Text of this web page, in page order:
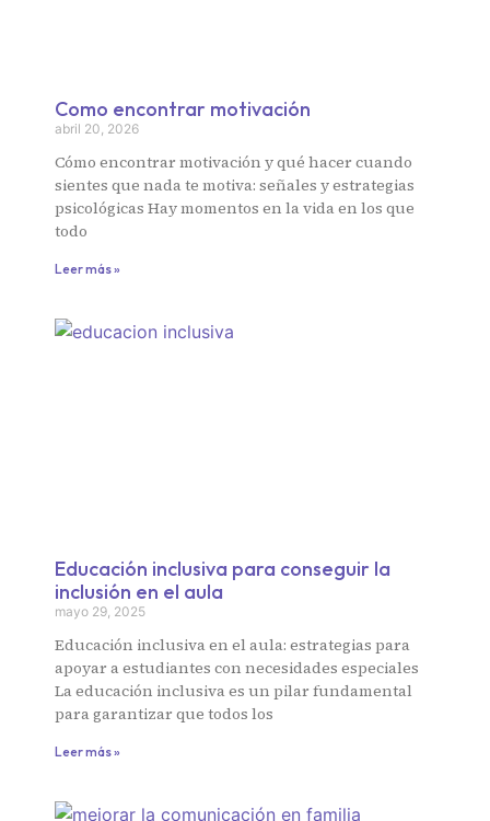
Como encontrar motivación
abril 20, 2026
Cómo encontrar motivación y qué hacer cuando
sientes que nada te motiva: señales y estrategias
psicológicas Hay momentos en la vida en los que
todo
Leer más »
Educación inclusiva para conseguir la
inclusión en el aula
mayo 29, 2025
Educación inclusiva en el aula: estrategias para
apoyar a estudiantes con necesidades especiales
La educación inclusiva es un pilar fundamental
para garantizar que todos los
Leer más »